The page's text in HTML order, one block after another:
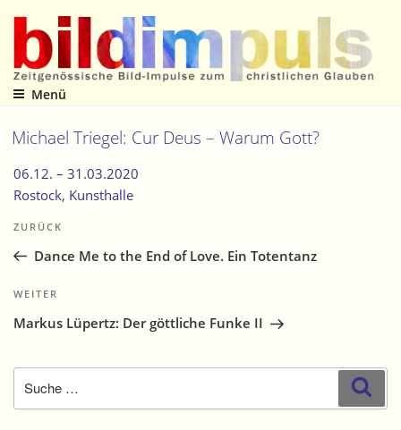
Inhalt
springen
Zeitgenössische Bild-Impulse zum christlichen Glauben
Menü
Michael Triegel: Cur Deus – Warum Gott?
06.12. – 31.03.2020
Rostock, Kunsthalle
Beitragsnavigation
Vorheriger
Beitrag
ZURÜCK
Dance Me to the End of Love. Ein Totentanz
Nächster
Beitrag
WEITER
Markus Lüpertz: Der göttliche Funke II
nach: